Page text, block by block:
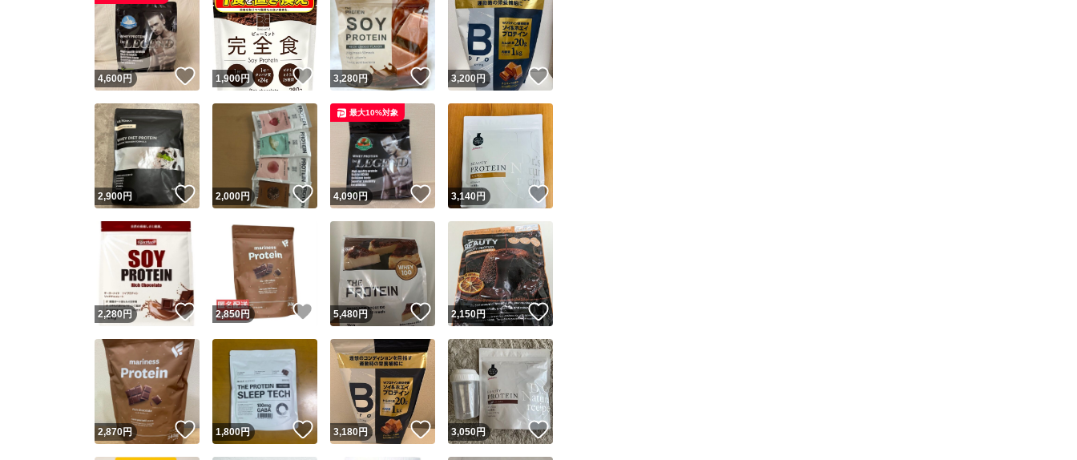
安心取引出品者
安心取引出品者 Yahoo!フリマの基準をクリアした安心・安全なユーザーです
取引実績
取引実績◯+ このユーザーはYahoo!フリマの取引を完了させた実績があります
他フリマ実績◯+ このユーザーは他フリマサービスでの取引実績があります
スピード&安心発送
※このバッジは実績に基づく表示であり、発送を保証しているものではありません
スピード＆安心発送
このユーザーは高頻度で24時間以内＆設定した発送日数内に発送してい
ます
スピード発送 このユーザーは高頻度で24時間以内に発送しています
安心発送 このユーザーは設定した発送日数内に発送しています
この商品の情報をコピーします
商品画像の無断転載は禁止されています
コピーは1商品につき1回です
出品ページへ
キャンセル
4,600円 いいね！
1,900円 いいね！
3,280円 いいね！
3,200円 いいね！
2,900円 いいね！
2,000円 いいね！
4,090円 いいね！
最大10%対象
3,140円
2,280円 いいね！
2,850円 いいね！
5,480円 いいね！
2,150円 いいね！
2,870円 いいね！
1,800円 いいね！
3,180円 いいね！
3,050円 いいね！